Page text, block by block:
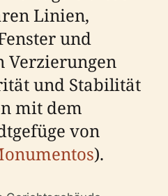
Linien,
und
Verzierungen
und Stabilität
mit dem
von
).